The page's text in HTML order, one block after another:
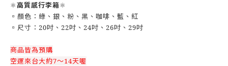
⚛️高質感行李箱⚛️
▫️顏色：綠、銀、粉、黑、咖啡、藍、紅
▫️尺寸：20吋、22吋、24吋、26吋、29吋
商品皆為預購
空運來台大約7～14天喔